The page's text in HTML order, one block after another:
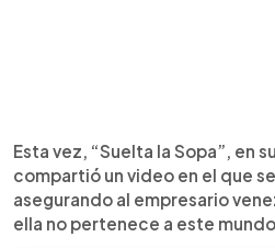
Esta vez, “Suelta la Sopa”, en
compartió un video en el que
asegurando al empresario
ella no pertenece a este